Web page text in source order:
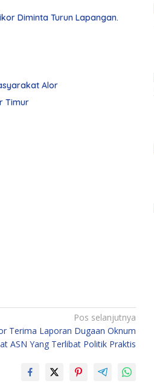
Diminta Turun Lapangan.
Julie Sutrisno Laiskodat Pada Masyarakat Alor
Timur
Pos selanjutnya
Terima Laporan Dugaan Oknum
ASN Yang Terlibat Politik Praktis